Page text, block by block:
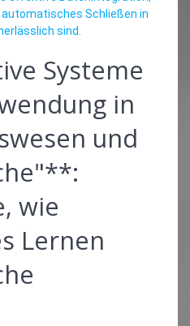
Schließen in
sind.
Systeme
in
und
wie
Lernen